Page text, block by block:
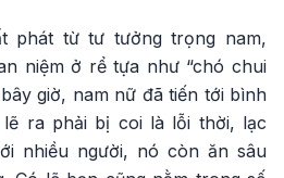
phát từ tư tưởng trọng nam,
niệm ở rể tựa như “chó chui
giờ, nam nữ đã tiến tới bình
ra phải bị coi là lỗi thời, lạc
nhiều người, nó còn ăn sâu